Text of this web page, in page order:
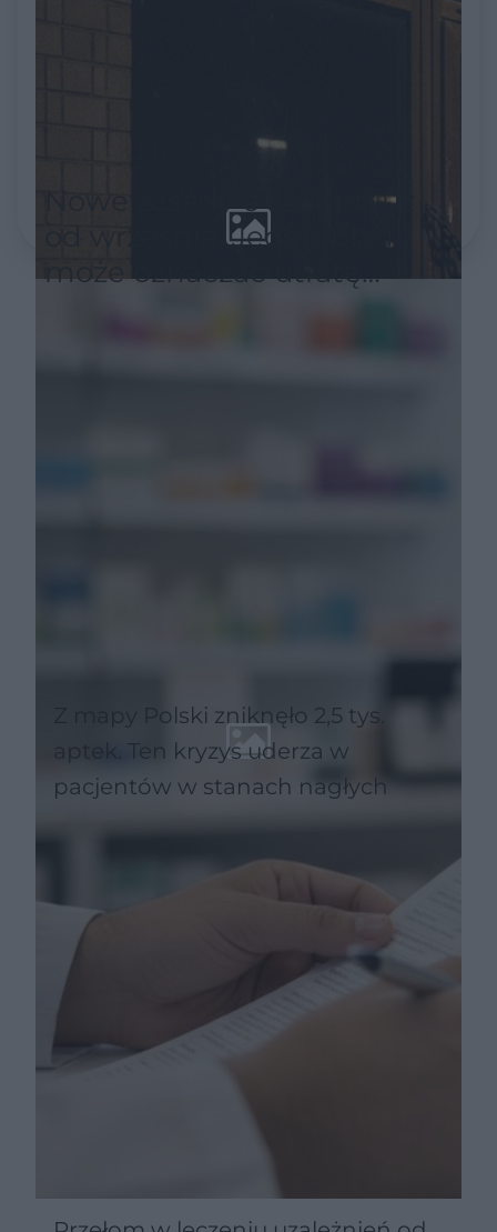
Nowe zasady e-recept już
od września. Jeden błąd
może oznaczać utratę
Z mapy Polski zniknęło 2,5 tys.
aptek. Ten kryzys uderza w
pacjentów w stanach nagłych